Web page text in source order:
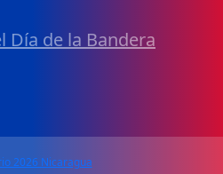
Día de la Bandera
2026 Nicaragua